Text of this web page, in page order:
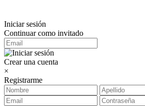
Iniciar sesión
Continuar como invitado
Crear una cuenta
×
Registrarme